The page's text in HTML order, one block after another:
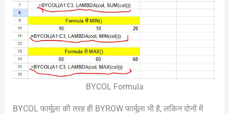
BYCOL Formula
BYCOL फार्मूला की तरह ही BYROW फार्मूला भी है, लकिन दोनों में